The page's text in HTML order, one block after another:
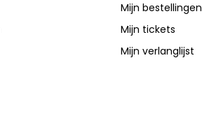
Mijn bestellingen
Mijn tickets
Mijn verlanglijst